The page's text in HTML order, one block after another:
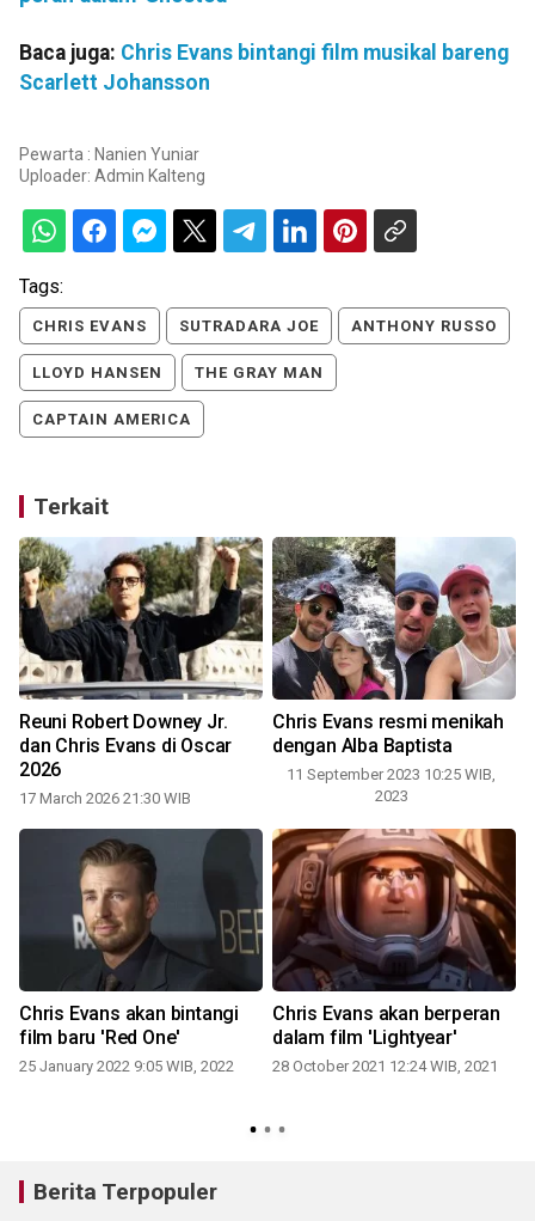
Baca juga: Chris Evans bintangi film musikal bareng
Scarlett Johansson
Pewarta : Nanien Yuniar
Uploader: Admin Kalteng
Tags:
CHRIS EVANS SUTRADARA JOE ANTHONY RUSSO
LLOYD HANSEN THE GRAY MAN
CAPTAIN AMERICA
Terkait
Reuni Robert Downey Jr.
dan Chris Evans di Oscar
2026
17 March 2026 21:30 WIB
Chris Evans resmi menikah
dengan Alba Baptista
11 September 2023 10:25 WIB,
2023
Chris Evans akan bintangi
film baru 'Red One'
25 January 2022 9:05 WIB, 2022
Chris Evans akan berperan
dalam film 'Lightyear'
28 October 2021 12:24 WIB, 2021
Berita Terpopuler